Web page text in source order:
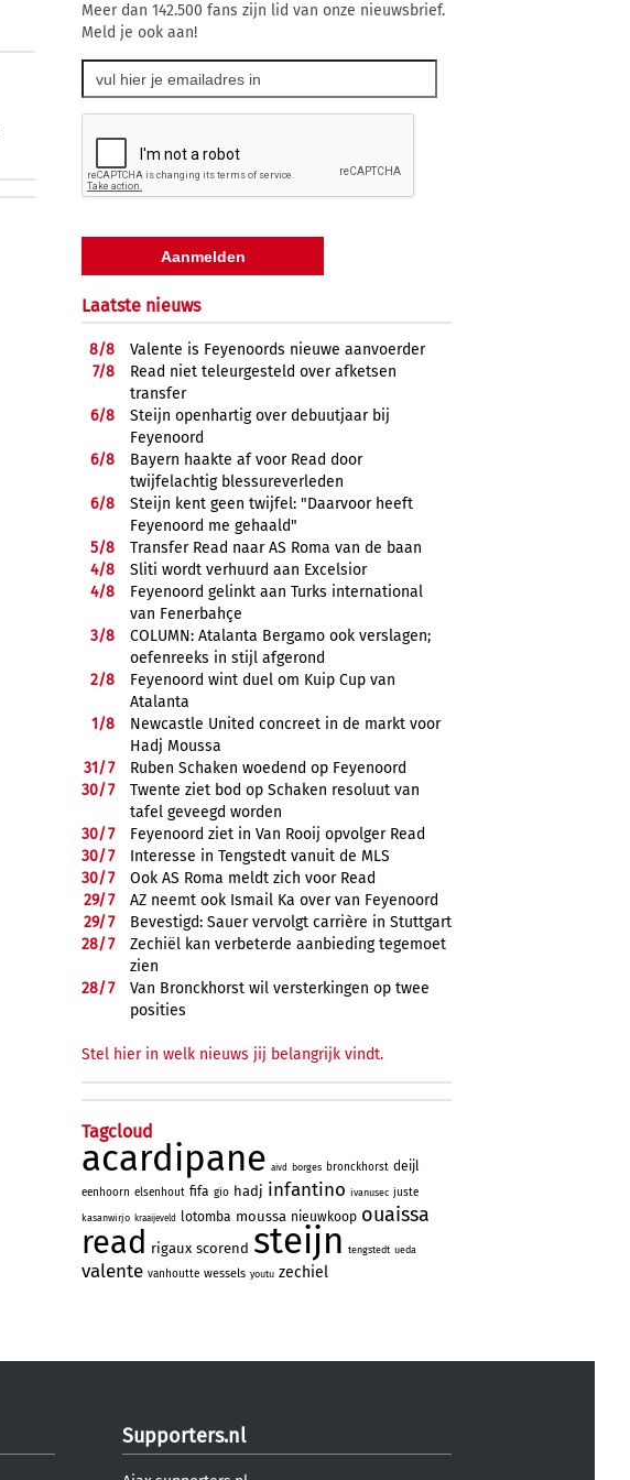
Meer dan 142.500 fans zijn lid van onze nieuwsbrief.
Meld je ook aan!
Laatste nieuws
8/8
Valente is Feyenoords nieuwe aanvoerder
7/8
Read niet teleurgesteld over afketsen
transfer
6/8
Steijn openhartig over debuutjaar bij
Feyenoord
6/8
Bayern haakte af voor Read door
twijfelachtig blessureverleden
6/8
Steijn kent geen twijfel: "Daarvoor heeft
Feyenoord me gehaald"
5/8
Transfer Read naar AS Roma van de baan
4/8
Sliti wordt verhuurd aan Excelsior
4/8
Feyenoord gelinkt aan Turks international
van Fenerbahçe
3/8
COLUMN: Atalanta Bergamo ook verslagen;
oefenreeks in stijl afgerond
2/8
Feyenoord wint duel om Kuip Cup van
Atalanta
1/8
Newcastle United concreet in de markt voor
Hadj Moussa
31/7
Ruben Schaken woedend op Feyenoord
30/7
Twente ziet bod op Schaken resoluut van
tafel geveegd worden
30/7
Feyenoord ziet in Van Rooij opvolger Read
30/7
Interesse in Tengstedt vanuit de MLS
30/7
Ook AS Roma meldt zich voor Read
29/7
AZ neemt ook Ismail Ka over van Feyenoord
29/7
Bevestigd: Sauer vervolgt carrière in Stuttgart
28/7
Zechiël kan verbeterde aanbieding tegemoet
zien
28/7
Van Bronckhorst wil versterkingen op twee
posities
Stel hier in welk nieuws jij belangrijk vindt.
Tagcloud
acardipane aivd borges bronckhorst deijl
eenhoorn elsenhout fifa gio hadj infantino ivanusec juste
kasanwirjo kraaijeveld lotomba moussa nieuwkoop ouaissa
read rigaux scorend steijn tengstedt ueda
valente vanhoutte wessels youtu zechiel
Supporters.nl